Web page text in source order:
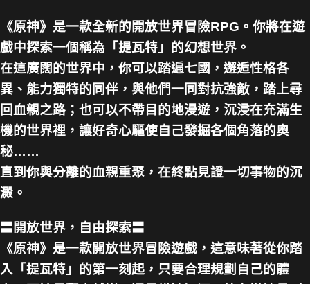
《原神》是一款全新的開放世界冒險RPG。你將在遊
戲中探索一個稱為「提瓦特」的幻想世界。
在這廣闊的世界中，你可以踏遍七國，邂逅性格各
異、能力獨特的同伴，與他們一同對抗強敵，踏上尋
回血親之路；也可以不帶目的地漫遊，沉浸在充滿生
機的世界裡，讓好奇心驅使自己發掘各個角落的奧
秘……
直到你與分離的血親重聚，在終點見證一切事物的沉
澱。
〓開放世界，自由探索〓
《原神》是一款開放世界冒險遊戲，這意味著從你踏
入「提瓦特」的第一刻起，只要合理規劃自己的體